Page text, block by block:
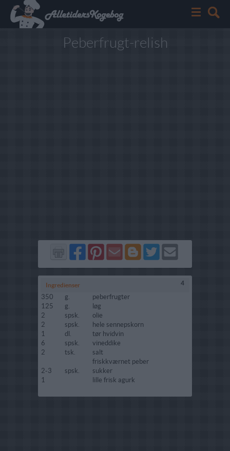
Peberfrugt-relish
Del
på
Facebook
Del
på
Pinterest
Send
via
GMail
Del
på
Blogger
Del
på
Twitter
Send
Ingredienser 4
350 g.
peberfrugter
125
g.
løg
2
spsk.
olie
2
spsk.
hele sennepskorn
1
dl.
tør hvidvin
6
spsk.
vineddike
2
tsk.
salt
friskkværnet peber
2-3
spsk.
sukker
1
lille frisk agurk